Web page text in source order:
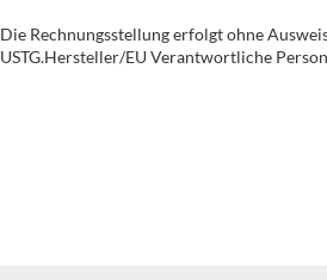
Die Rechnungsstellung erfolgt ohne
USTG.Hersteller/EU Verantwortliche